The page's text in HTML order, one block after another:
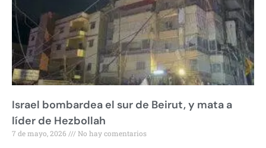
Israel bombardea el sur de Beirut, y mata a
líder de Hezbollah
7 de mayo, 2026 No hay comentarios